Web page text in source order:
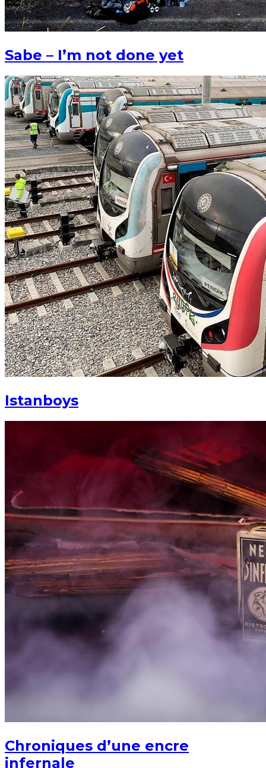
Sabe – I’m not done yet
Istanboys
Chroniques d’une encre
infernale